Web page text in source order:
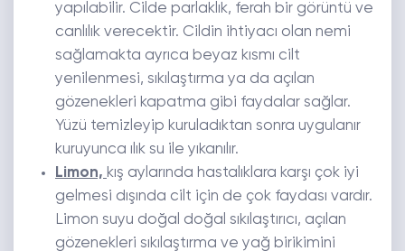
yapılabilir. Cilde parlaklık, ferah bir görüntü ve
canlılık verecektir. Cildin ihtiyacı olan nemi
sağlamakta ayrıca beyaz kısmı cilt
yenilenmesi, sıkılaştırma ya da açılan
gözenekleri kapatma gibi faydalar sağlar.
Yüzü temizleyip kuruladıktan sonra uygulanır
kuruyunca ılık su ile yıkanılır.
Limon, kış aylarında hastalıklara karşı çok iyi
gelmesi dışında cilt için de çok faydası vardır.
Limon suyu doğal doğal sıkılaştırıcı, açılan
gözenekleri sıkılaştırma ve yağ birikimini